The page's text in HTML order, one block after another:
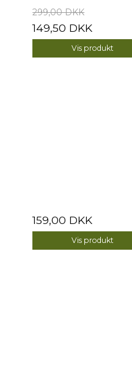
299,00 DKK
149,50 DKK
Vis produkt
159,00 DKK
Vis produkt